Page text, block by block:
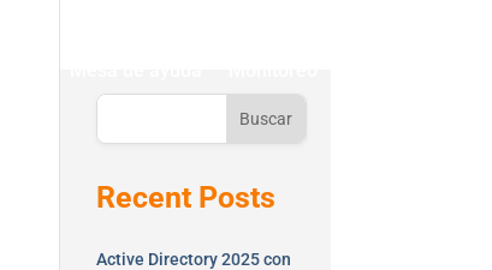
Buscar
Recent Posts
Active Directory 2025 con